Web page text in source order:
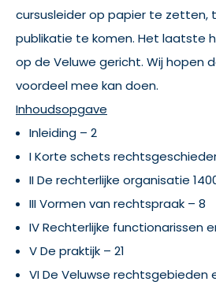
cursusleider op papier te zetten,
publikatie te komen. Het laatste
op de Veluwe gericht. Wij hopen
voordeel mee kan doen.
Inhoudsopgave
Inleiding – 2
I Korte schets
II De rechterlijke organisatie
III Vormen van rechtspraak – 8
IV Rechterlijke functionarissen
V De praktijk – 21
VI De Veluwse rechtsgebieden